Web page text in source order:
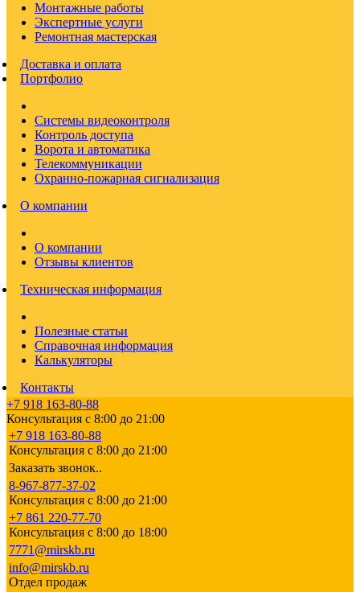
Монтажные работы
Экспертные услуги
Ремонтная мастерская
Доставка и оплата
Портфолио
Системы видеоконтроля
Контроль доступа
Ворота и автоматика
Телекоммуникации
Охранно-пожарная сигнализация
О компании
О компании
Отзывы клиентов
Техническая информация
Полезные статьи
Справочная информация
Калькуляторы
Контакты
+7 918 163-80-88
Консультация с 8:00 до 21:00
+7 918 163-80-88
Консультация с 8:00 до 21:00
Заказать звонок..
8-967-877-37-02
Консультация с 8:00 до 21:00
+7 861 220-77-70
Консультация с 8:00 до 18:00
7771@mirskb.ru
info@mirskb.ru
Отдел продаж